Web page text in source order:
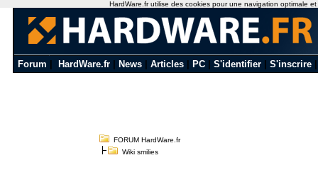
Forum HardWare.fr News Articles PC S'identifier S'inscrire
FORUM HardWare.fr
Wiki smilies
HardWare.fr utilise des cookies pour une navigation optimale